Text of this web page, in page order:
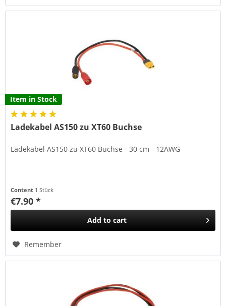
Item in Stock
Ladekabel AS150 zu XT60 Buchse
Ladekabel AS150 zu XT60 Buchse - 30 cm - 12AWG
Content 1 Stück
€7.90 *
Add to cart
Remember